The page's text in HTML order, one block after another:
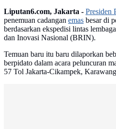
Liputan6.com, Jakarta - Presiden
penemuan cadangan emas besar di
berdasarkan ekspedisi lintas
dan Inovasi Nasional (BRIN).
Temuan baru itu baru dilaporkan
berpidato dalam acara peluncuran
57 Tol Jakarta-Cikampek,